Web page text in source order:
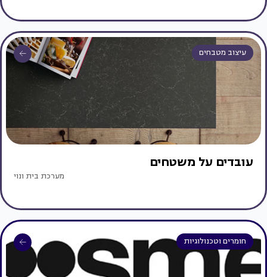
עיצוב מטבחים
עובדים על משטחים
מערכת בית ונוי
חומרים וטכנולוגיות